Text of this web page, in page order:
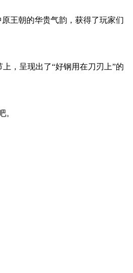
王朝的华贵气韵，获得了玩家们
，呈现出了“好钢用在刀刃上”的
。